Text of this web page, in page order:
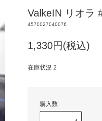
ValkeIN リオラ
4570027040076
1,330円(税込)
在庫状況 2
購入数